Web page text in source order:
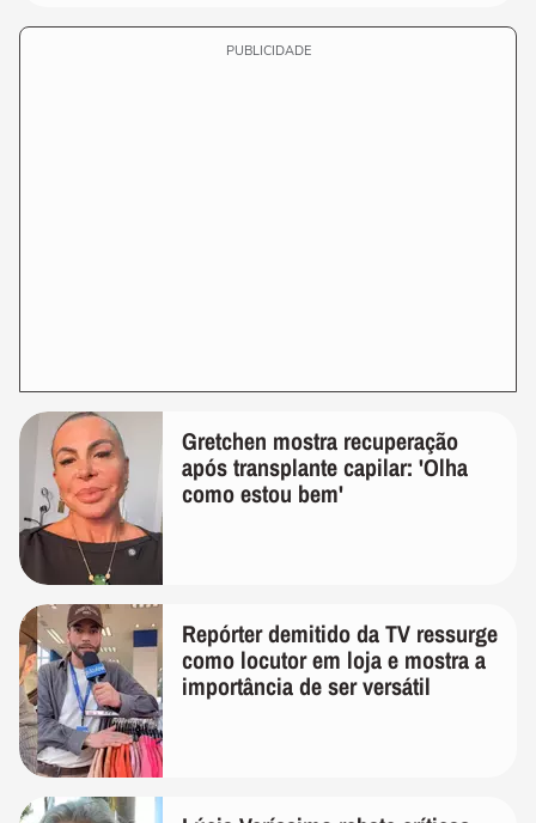
PUBLICIDADE
Gretchen mostra recuperação
após transplante capilar: 'Olha
como estou bem'
Repórter demitido da TV ressurge
como locutor em loja e mostra a
importância de ser versátil